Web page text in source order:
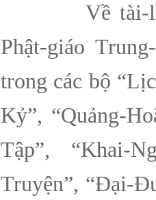
Về tài-liệu
Phật-giáo
trong các bộ
Kỷ”, “Quảng-
Tập”, “Khai-
Truyện”, “Đại-